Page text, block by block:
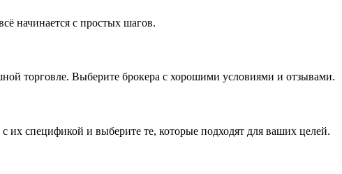
начинается с простых шагов.
торговле. Выберите брокера с хорошими условиями и отзывами.
спецификой и выберите те, которые подходят для ваших целей.